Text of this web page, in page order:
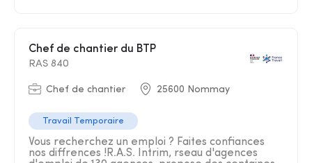
Chef de chantier du BTP
RAS 840
Chef de chantier 25600 Nommay
Travail Temporaire
Vous recherchez un emploi ? Faites confiances
nos diffrences !R.A.S. Intrim, rseau d'agences